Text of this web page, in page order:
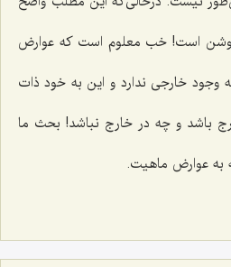
است! خب معلوم است که عوارض
وجود خارجی ندارد و این به خود ذات
باشد و چه در خارج نباشد! بحث ما
به عوارض ماهیت.